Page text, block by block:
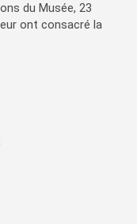
du Musée, 23
ont consacré la
fenêtre)